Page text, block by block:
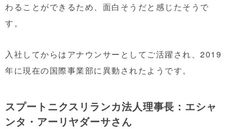
わることができるため、面白そうだと感じたそうで
す。
入社してからはアナウンサーとしてご活躍され、2019
年に現在の国際事業部に異動されたようです。
スプートニクスリランカ法人理事長：エシャ
ンタ・アーリヤダーサさん